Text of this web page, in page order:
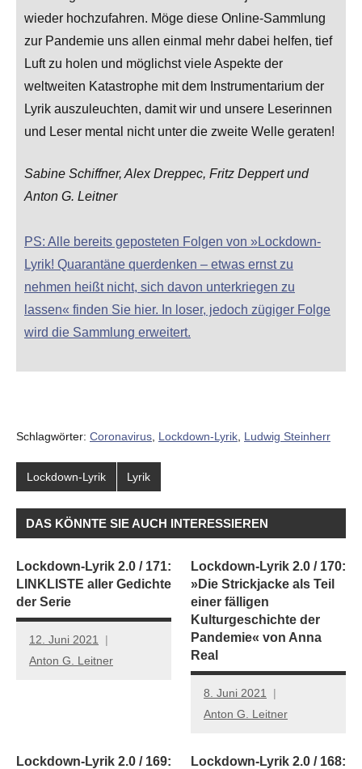
wieder hochzufahren. Möge diese Online-Sammlung
zur Pandemie uns allen einmal mehr dabei helfen, tief
Luft zu holen und möglichst viele Aspekte der
weltweiten Katastrophe mit dem Instrumentarium der
Lyrik auszuleuchten, damit wir und unsere Leserinnen
und Leser mental nicht unter die zweite Welle geraten!
Sabine Schiffner, Alex Dreppec, Fritz Deppert und
Anton G. Leitner
PS: Alle bereits geposteten Folgen von »Lockdown-
Lyrik! Quarantäne querdenken – etwas ernst zu
nehmen heißt nicht, sich davon unterkriegen zu
lassen« finden Sie hier. In loser, jedoch zügiger Folge
wird die Sammlung erweitert.
Schlagwörter: Coronavirus Lockdown-Lyrik Ludwig Steinherr
Lockdown-Lyrik Lyrik
DAS KÖNNTE SIE AUCH INTERESSIEREN
Lockdown-Lyrik 2.0 / 171:
LINKLISTE aller Gedichte
der Serie
12. Juni 2021
Anton G. Leitner
Lockdown-Lyrik 2.0 / 170:
»Die Strickjacke als Teil
einer fälligen
Kulturgeschichte der
Pandemie« von Anna
Real
8. Juni 2021
Anton G. Leitner
Lockdown-Lyrik 2.0 / 169:
Lockdown-Lyrik 2.0 / 168: